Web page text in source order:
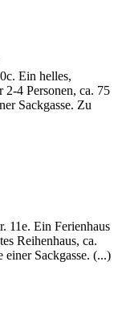
Ein helles,
2-4 Personen, ca. 75
Sackgasse. Zu
11e. Ein Ferienhaus
Reihenhaus, ca.
einer Sackgasse. (...)